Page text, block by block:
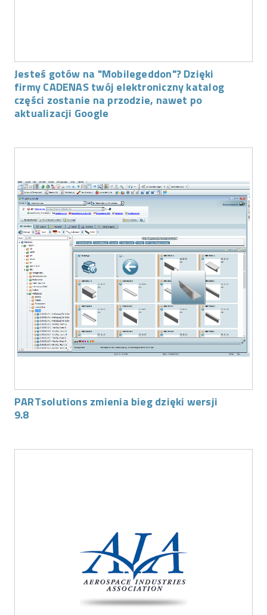
Jesteś gotów na "Mobilegeddon"? Dzięki
firmy CADENAS twój elektroniczny katalog
części zostanie na przodzie, nawet po
aktualizacji Google
PARTsolutions zmienia bieg dzięki wersji
9.8